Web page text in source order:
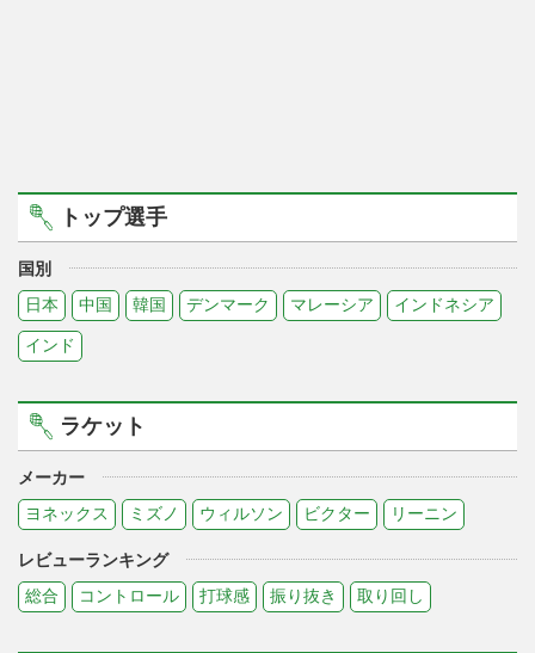
トップ選手
国別
日本
中国 韓国 デンマーク マレーシア インドネシア
インド
ラケット
メーカー
ヨネックス
ミズノ ウィルソン ビクター リーニン
レビューランキング
総合
コントロール 打球感 振り抜き 取り回し